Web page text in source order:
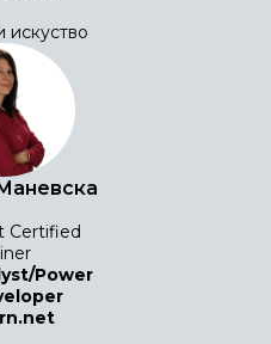
искуство
Certified
Power